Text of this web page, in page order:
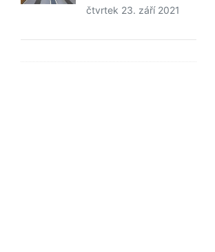
čtvrtek 23. září 2021